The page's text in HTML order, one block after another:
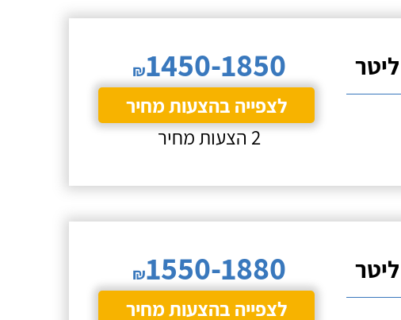
₪1450-1850
לצפייה בהצעות מחיר
2 הצעות מחיר
₪1550-1880
לצפייה בהצעות מחיר